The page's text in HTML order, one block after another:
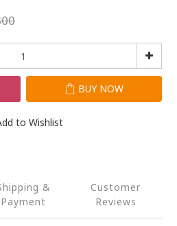
BUY NOW
to Wishlist
&
Payment
Customer
Reviews